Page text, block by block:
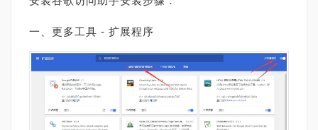
一、更多工具 - 扩展程序